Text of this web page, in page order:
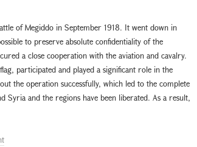
of Megiddo in September 1918. It went down in
to preserve absolute confidentiality of the
a close cooperation with the aviation and cavalry.
participated and played a significant role in the
the operation successfully, which led to the complete
Syria and the regions have been liberated. As a result,